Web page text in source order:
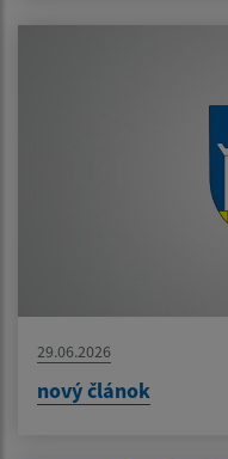
29.06.2026
nový článok